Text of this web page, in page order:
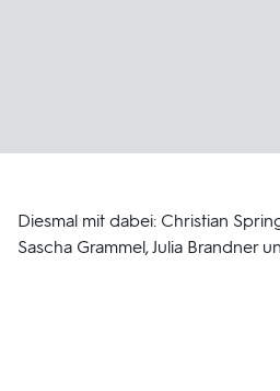
Diesmal mit dabei: Christian
Sascha Grammel, Julia Brandner